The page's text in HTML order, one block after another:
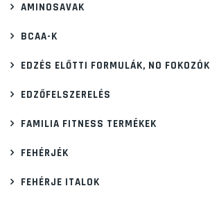
AMINOSAVAK
BCAA-K
EDZÉS ELŐTTI FORMULÁK, NO FOKOZÓK
EDZŐFELSZERELÉS
FAMILIA FITNESS TERMÉKEK
FEHÉRJÉK
FEHÉRJE ITALOK